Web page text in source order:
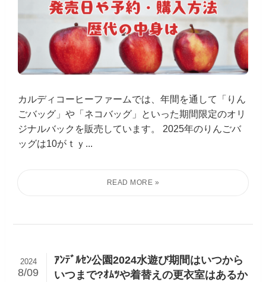
カルディコーヒーファームでは、年間を通して「りん
ごバッグ」や「ネコバッグ」といった期間限定のオリ
ジナルバックを販売しています。 2025年のりんごバ
ッグは10がｔｙ...
ｱﾝﾃﾞﾙｾﾝ公園2024水遊び期間はいつから
いつまで?ｵﾑﾂや着替えの更衣室はあるか
2024
8/09